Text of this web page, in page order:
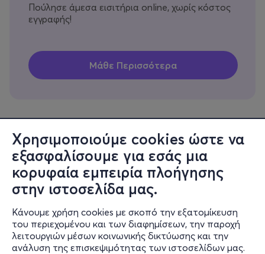
Χρησιμοποιούμε cookies ώστε να
εξασφαλίσουμε για εσάς μια
κορυφαία εμπειρία πλοήγησης
στην ιστοσελίδα μας.
Κάνουμε χρήση cookies με σκοπό την εξατομίκευση
του περιεχομένου και των διαφημίσεων, την παροχή
λειτουργιών μέσων κοινωνικής δικτύωσης και την
ανάλυση της επισκεψιμότητας των ιστοσελίδων μας.
Πούλησε άμεσα εισιτήρια online, χωρίς κόστος
εγγραφής!
Πληροφορίες
Υποστήριξη
Stay Connected